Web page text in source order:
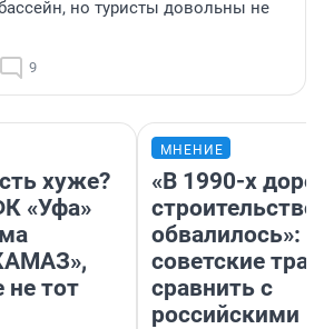
но туристы довольны не
9
хуже?
«Уфа»
тот
МНЕНИЕ
«В 1990-х
строительство
обвалилось»:
советские
сравнить с
российскими